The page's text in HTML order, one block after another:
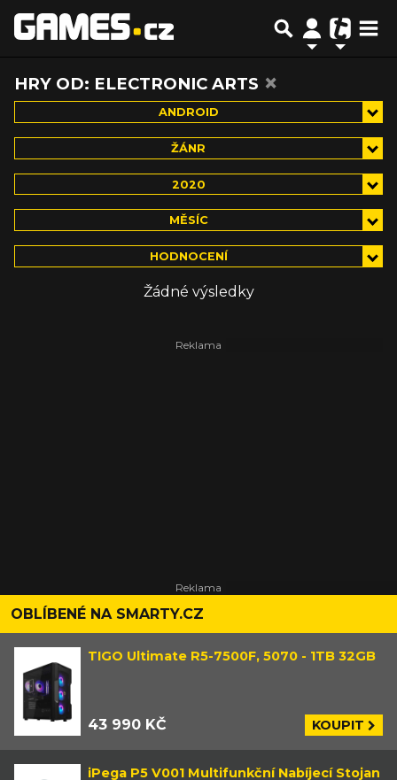
HRY OD: ELECTRONIC ARTS ×
ANDROID
ŽÁNR
2020
MĚSÍC
HODNOCENÍ
Žádné výsledky
OBLÍBENÉ NA SMARTY.CZ
TIGO Ultimate R5-7500F, 5070 - 1TB 32GB
43 990 KČ KOUPIT
iPega P5 V001 Multifunkční Nabíjecí Stojan